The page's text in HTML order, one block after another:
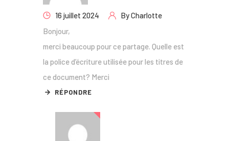
16 juillet 2024 ByCharlotte
Bonjour,
merci beaucoup pour ce partage. Quelle est
la police d’écriture utilisée pour les titres de
ce document? Merci
RÉPONDRE